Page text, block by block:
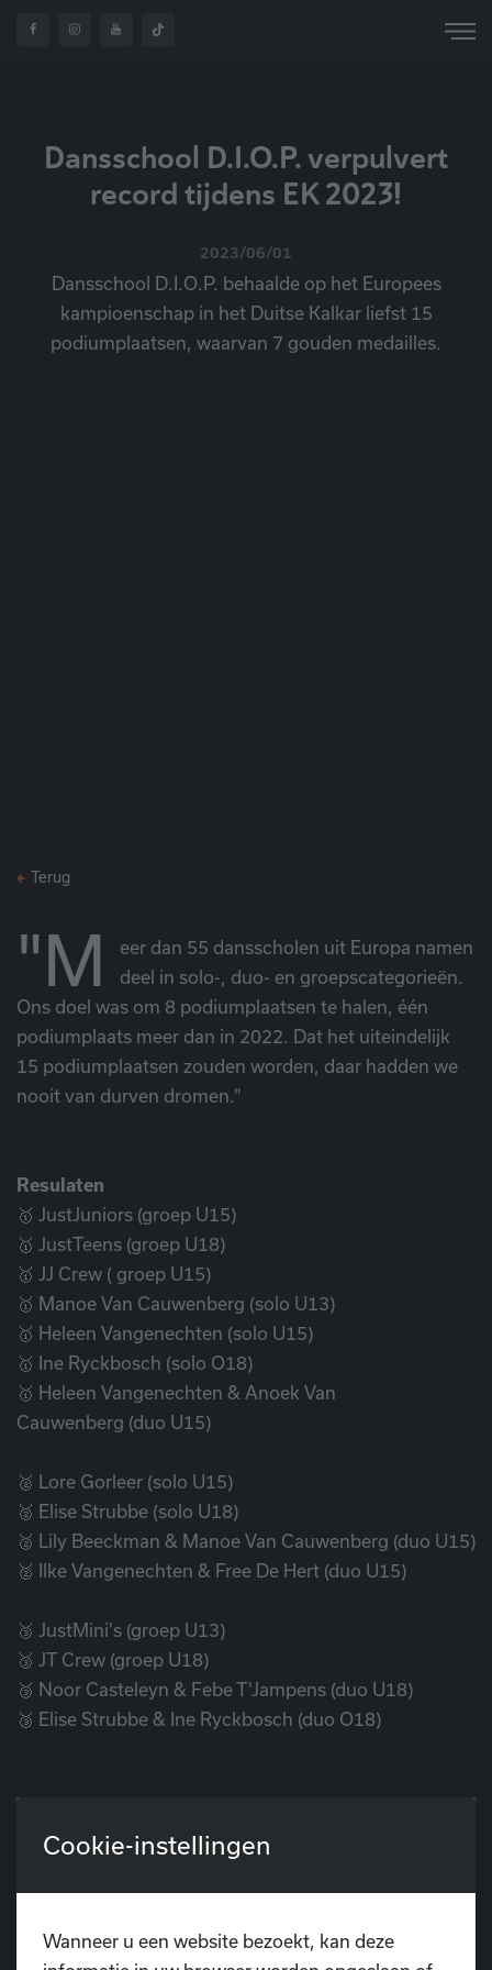
HOME
Dansschool D.I.O.P. verpulvert
record tijdens EK 2023!
2023/06/01
Dansschool D.I.O.P. behaalde op het Europees
kampioenschap in het Duitse Kalkar liefst 15
podiumplaatsen, waarvan 7 gouden medailles.
Terug
"M
eer dan 55 dansscholen uit Europa namen
deel in solo-, duo- en groepscategorieën.
Ons doel was om 8 podiumplaatsen te halen, één
podiumplaats meer dan in 2022. Dat het uiteindelijk
15 podiumplaatsen zouden worden, daar hadden we
nooit van durven dromen."
Resulaten
🥇 JustJuniors (groep U15)
🥇 JustTeens (groep U18)
🥇 JJ Crew ( groep U15)
🥇 Manoe Van Cauwenberg (solo U13)
🥇 Heleen Vangenechten (solo U15)
🥇 Ine Ryckbosch (solo O18)
🥇 Heleen Vangenechten & Anoek Van
Cauwenberg (duo U15)
🥈 Lore Gorleer (solo U15)
🥈 Elise Strubbe (solo U18)
🥈 Lily Beeckman & Manoe Van Cauwenberg (duo U15)
🥈 Ilke Vangenechten & Free De Hert (duo U15)
🥉 JustMini's (groep U13)
🥉 JT Crew (groep U18)
🥉 Noor Casteleyn & Febe T'Jampens (duo U18)
🥉 Elise Strubbe & Ine Ryckbosch (duo O18)
Cookie-instellingen
Wanneer u een website bezoekt, kan deze